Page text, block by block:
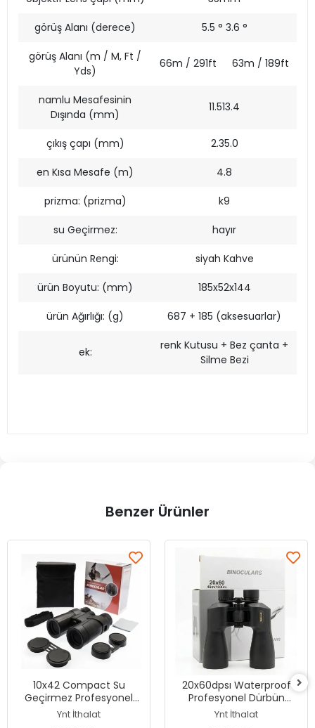
görüş Alanı (derece) 5.5 ° 3.6 °
görüş Alanı (m / M, Ft /
Yds)
66m / 291ft 63m / 189ft
namlu Mesafesinin
Dışında (mm)
11.513.4
çıkış çapı (mm) 2.35.0
en Kısa Mesafe (m) 4.8
prizma: (prizma) k9
su Geçirmez: hayır
ürünün Rengi: siyah Kahve
ürün Boyutu: (mm) 185x52x144
ürün Ağırlığı: (g) 687 + 185 (aksesuarlar)
ek:
renk Kutusu + Bez çanta +
Silme Bezi
Benzer Ürünler
10x42 Compact Su
Geçirmez Profesyonel
Dürbün
Ynt İthalat
20x60dpsı Waterproof
Profesyonel Dürbün
1000m/49m
Ynt İthalat